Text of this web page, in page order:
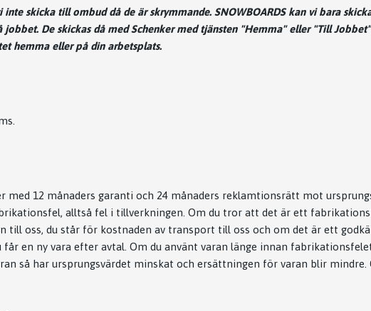
inte skicka till ombud då de är skrymmande. SNOWBOARDS kan vi bara
jobbet. De skickas då med Schenker med tjänsten "Hemma" eller "Till
hemma eller på din arbetsplats.
med 12 månaders garanti och 24 månaders reklamtionsrätt mot
alltså fel i tillverkningen. Om du tror att det är ett
till oss, du står för kostnaden av transport till oss och om det är ett
en ny vara efter avtal. Om du använt varan länge innan
så har ursprungsvärdet minskat och ersättningen för varan blir